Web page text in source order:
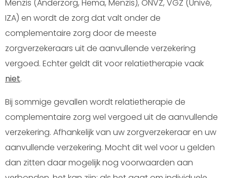
Menzis (Anderzorg, Hema, Menzis), ONVZ, VGZ (Univé,
IZA) en wordt de zorg dat valt onder de
complementaire zorg door de meeste
zorgverzekeraars uit de aanvullende verzekering
vergoed. Echter geldt dit voor relatietherapie vaak
niet.
Bij sommige gevallen wordt relatietherapie de
complementaire zorg wel vergoed uit de aanvullende
verzekering. Afhankelijk van uw zorgverzekeraar en uw
aanvullende verzekering. Mocht dit wel voor u gelden
dan zitten daar mogelijk nog voorwaarden aan